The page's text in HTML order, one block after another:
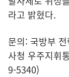
라고 밝혔다.
문의: 국방부
사청 우주지휘
9-5340)